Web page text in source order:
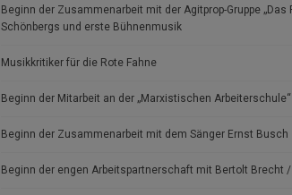
Beginn der Zusammenarbeit mit der Agitprop-Gruppe
Schönbergs und erste Bühnenmusik
Musikkritiker für die Rote Fahne
Beginn der Mitarbeit an der „Marxistischen
Beginn der Zusammenarbeit mit dem Sänger Ernst Busch
Beginn der engen Arbeitspartnerschaft mit Bertolt Brecht